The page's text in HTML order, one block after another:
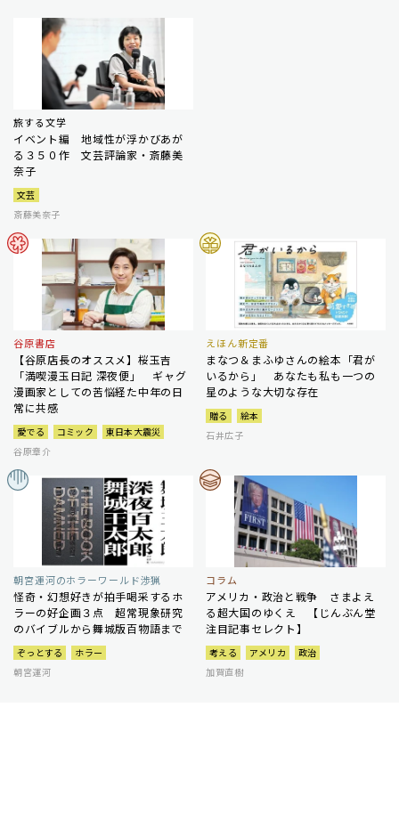
旅する文学
イベント編 地域性が浮かびあが
る３５０作 文芸評論家・斎藤美
奈子
文芸
斎藤美奈子
谷原書店
【谷原店長のオススメ】桜玉吉
「満喫漫玉日記 深夜便」 ギャグ
漫画家としての苦悩経た中年の日
常に共感
愛でる コミック
東日本大震災
谷原章介
えほん新定番
まなつ＆まふゆさんの絵本「君が
いるから」 あなたも私も一つの
星のような大切な存在
贈る
絵本
石井広子
朝宮運河のホラーワールド渉猟
怪奇・幻想好きが拍手喝采するホ
ラーの好企画３点 超常現象研究
のバイブルから舞城版百物語まで
ぞっとする
ホラー
朝宮運河
コラム
アメリカ・政治と戦争 さまよえ
る超大国のゆくえ 【じんぶん堂
注目記事セレクト】
考える アメリカ
政治
加賀直樹